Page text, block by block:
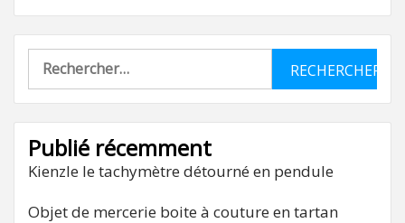
Rechercher :
Publié récemment
Kienzle le tachymètre détourné en pendule
Objet de mercerie boite à couture en tartan